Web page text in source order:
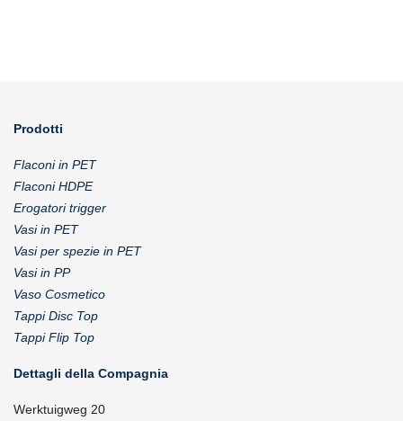
Prodotti
Flaconi in PET
Flaconi HDPE
Erogatori trigger
Vasi in PET
Vasi per spezie in PET
Vasi in PP
Vaso Cosmetico
Tappi Disc Top
Tappi Flip Top
Dettagli della Compagnia
Werktuigweg 20